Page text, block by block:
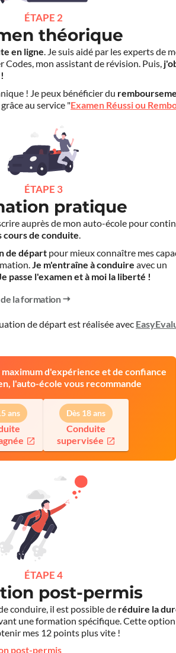
ÉTAPE 2
théorique
en ligne. Je suis aidé par les experts de
mon assistant de révision. Puis,
! Je peux bénéficier du
au service "Examen Réussi ou
ÉTAPE 3
pratique
auprès de mon auto-école pour
cours de conduite.
de départ pour mieux connaître mes
Je m'entraîne à conduire avec un
Je passe l'examen et à moi la liberté !
la formation
de départ est réalisée avec
d'expérience et de confiance
l'auto-école vous recommande
ans Dès 18 ans
Conduite
supervisée
ÉTAPE 4
post-permis
conduire, il est possible de réduire la
une formation spécifique. Cette
mes 12 points plus vite !
post-permis